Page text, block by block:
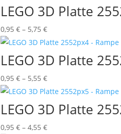
bis
4,25 €
LEGO 3D Platte
0,95 € – 5,75 €Preisspanne:
0,95 €
bis
5,75 €
LEGO 3D Platte
0,95 € – 5,55 €Preisspanne:
0,95 €
bis
5,55 €
LEGO 3D Platte
0,95 € – 4,55 €Preisspanne: